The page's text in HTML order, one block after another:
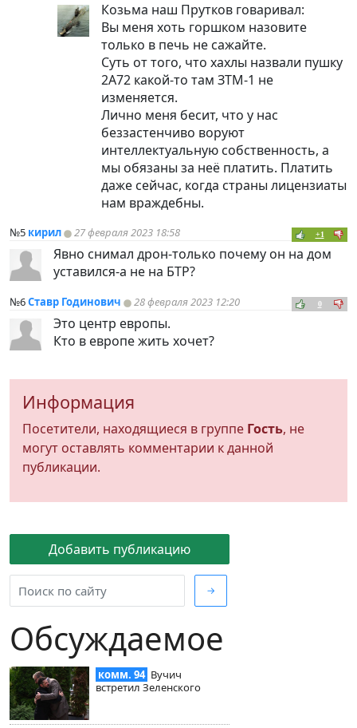
Добавить публикацию
→
Обсуждаемое
комм. 94 Вучич
встретил Зеленского
Козьма наш Прутков говаривал:
Вы меня хоть горшком назовите
только в печь не сажайте.
Суть от того, что хахлы назвали пушку
2А72 какой-то там ЗТМ-1 не
изменяется.
Лично меня бесит, что у нас
беззастенчиво воруют
интеллектуальную собственность, а
мы обязаны за неё платить. Платить
даже сейчас, когда страны лицензиаты
нам враждебны.
№5 кирил 27 февраля 2023 18:58 +1
Явно снимал дрон-только почему он на дом
уставился-а не на БТР?
№6Ставр Годинович 28 февраля 2023 12:20 0
Это центр европы.
Кто в европе жить хочет?
Информация
Посетители, находящиеся в группе Гость, не
могут оставлять комментарии к данной
публикации.